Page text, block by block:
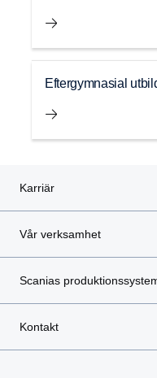
Eftergymnasial
Karriär
Vår verksamhet
Scanias
Kontakt